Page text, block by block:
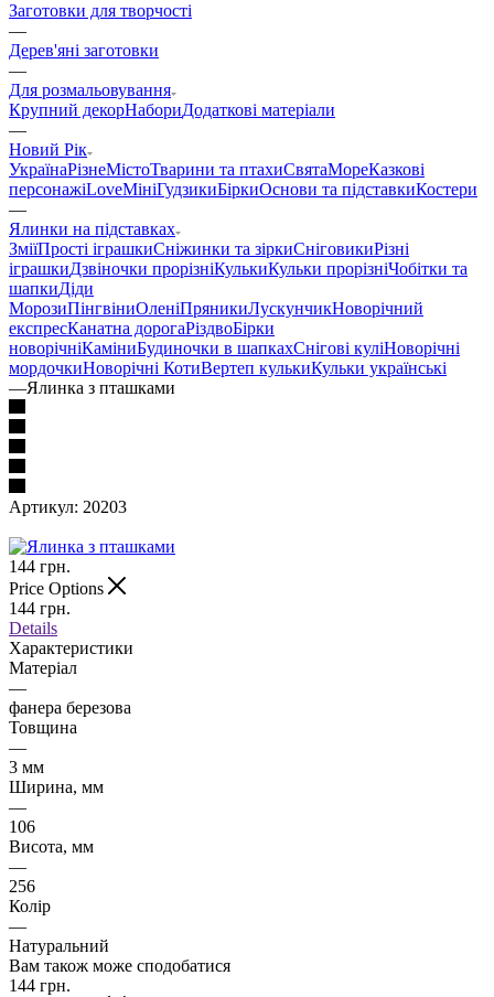
Заготовки для творчості
—
Дерев'яні заготовки
—
Для розмальовування
Крупний декорНабориДодаткові матеріали
—
Новий Рік
УкраїнаРізнеМістоТварини та птахиСвятаМореКазкові
персонажіLoveМініГудзикиБіркиОснови та підставкиКостери
—
Ялинки на підставках
ЗміїПрості іграшкиСніжинки та зіркиСніговикиРізні
іграшкиДзвіночки прорізніКулькиКульки прорізніЧобітки та
шапкиДіди
МорозиПінгвіниОленіПряникиЛускунчикНоворічний
експресКанатна дорогаРіздвоБірки
новорічніКаміниБудиночки в шапкахСнігові куліНоворічні
мордочкиНоворічні КотиВертеп кулькиКульки українські
—Ялинка з пташками
Артикул: 20203
144 грн.
Price Options
144 грн.
Details
Характеристики
Матеріал
—
фанера березова
Товщина
—
3 мм
Ширина, мм
—
106
Висота, мм
—
256
Колір
—
Натуральний
Вам також може сподобатися
144 грн.